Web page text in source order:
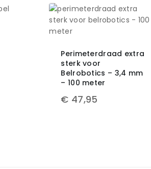
Perimeterdraad extra
sterk voor
Belrobotics – 3,4 mm
– 100 meter
€ 47,95